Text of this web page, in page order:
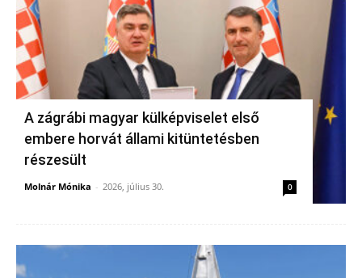
A zágrábi magyar külképviselet első
embere horvát állami kitüntetésben
részesült
Molnár Mónika - 2026, július 30. 0